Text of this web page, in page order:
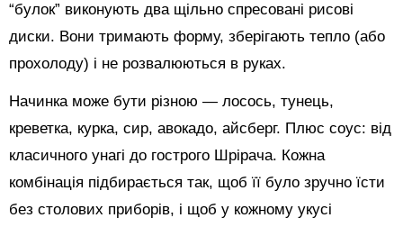
“булок” виконують два щільно спресовані рисові
диски. Вони тримають форму, зберігають тепло (або
прохолоду) і не розвалюються в руках.
Начинка може бути різною — лосось, тунець,
креветка, курка, сир, авокадо, айсберг. Плюс соус: від
класичного унагі до гострого Шрірача. Кожна
комбінація підбирається так, щоб її було зручно їсти
без столових приборів, і щоб у кожному укусі